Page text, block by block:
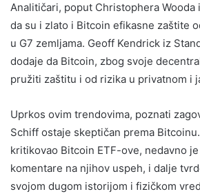
Analitičari, poput Christophera
da su i zlato i Bitcoin efikasne zaštite
u G7 zemljama. Geoff Kendrick iz
dodaje da Bitcoin, zbog svoje
pružiti zaštitu i od rizika u privatnom i
Uprkos ovim trendovima, poznati
Schiff ostaje skeptičan prema
kritikovao Bitcoin ETF-ove, nedavno
komentare na njihov uspeh, i dalje
svojom dugom istorijom i fizičkom